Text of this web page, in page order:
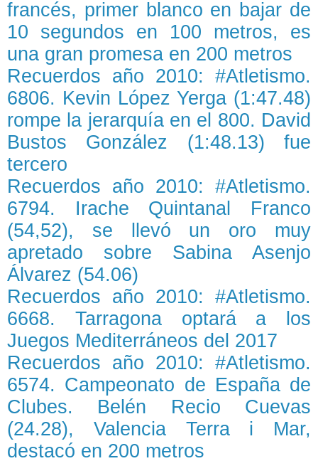
francés, primer blanco en bajar de
10 segundos en 100 metros, es
una gran promesa en 200 metros
Recuerdos año 2010: #Atletismo.
6806. Kevin López Yerga (1:47.48)
rompe la jerarquía en el 800. David
Bustos González (1:48.13) fue
tercero
Recuerdos año 2010: #Atletismo.
6794. Irache Quintanal Franco
(54,52), se llevó un oro muy
apretado sobre Sabina Asenjo
Álvarez (54.06)
Recuerdos año 2010: #Atletismo.
6668. Tarragona optará a los
Juegos Mediterráneos del 2017
Recuerdos año 2010: #Atletismo.
6574. Campeonato de España de
Clubes. Belén Recio Cuevas
(24.28), Valencia Terra i Mar,
destacó en 200 metros